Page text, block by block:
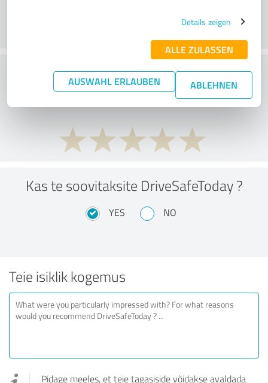
Details zeigen
ALLE ZULASSEN
AUSWAHL ERLAUBEN ABLEHNEN
What do you think of the cost to benefit
ratio?
Kas te soovitaksite DriveSafeToday ?
YES NO
Teie isiklik kogemus
Pidage meeles, et teie tagasiside võidakse avaldada